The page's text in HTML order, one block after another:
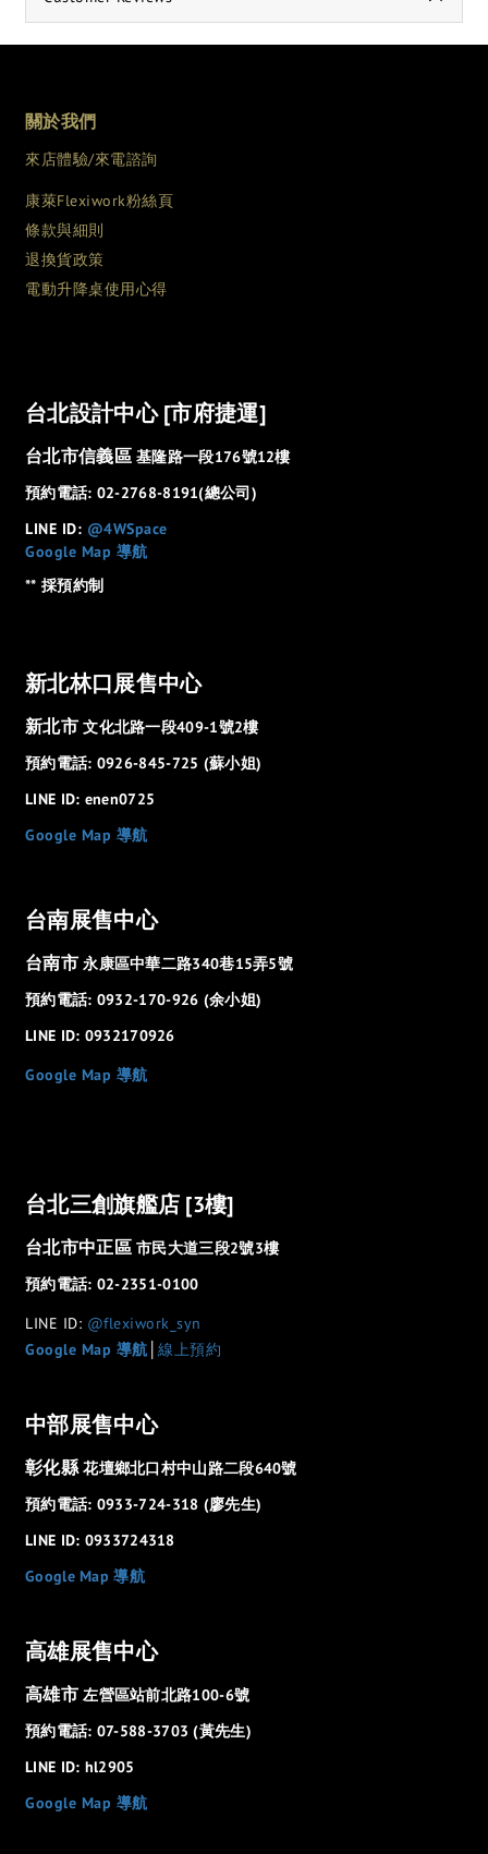
關於我們
來店體驗/來電諮詢
康萊Flexiwork粉絲頁
條款與細則
退換貨政策
電動升降桌使用心得
台北設計中心 [市府捷運]
台北市信義區基隆路一段176號12樓
預約電話: 02-2768-8191(總公司)
LINE ID: @4WSpace
Google Map 導航
** 採預約制
新北林口展售中心
新北市文化北路一段409-1號2樓
預約電話: 0926-845-725 (蘇小姐)
LINE ID: enen0725
Google Map 導航
台南展售中心
台南市永康區中華二路340巷15弄5號
預約電話: 0932-170-926 (余小姐)
LINE ID: 0932170926
Google Map 導航
台北三創旗艦店 [3樓]
台北市中正區市民大道三段2號3樓
預約電話: 02-2351-0100
LINE ID: @flexiwork_syn
Google Map 導航 線上預約
中部展售中心
彰化縣花壇鄉北口村中山路二段640號
預約電話: 0933-724-318 (廖先生)
LINE ID: 0933724318
Google Map 導航
高雄展售中心
高雄市左營區站前北路100-6號
預約電話: 07-588-3703 (黃先生)
LINE ID: hl2905
Google Map 導航